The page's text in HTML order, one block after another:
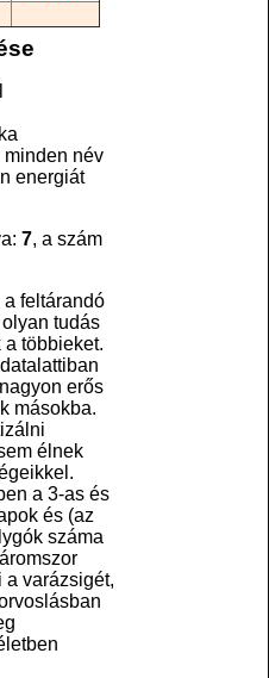
név
energiát
7, a szám
feltárandó
tudás
többieket.
erős
másokba.
élnek
a 3-as és
és (az
száma
a varázsigét,